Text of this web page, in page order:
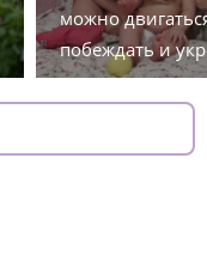
можно
побеждать и